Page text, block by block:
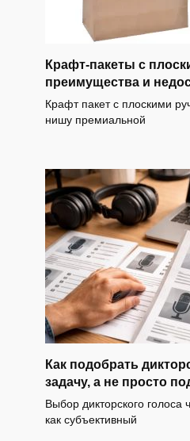
Крафт-пакеты с
преимущества и
Крафт пакет с плоскими
нишу премиальной
Как подобрать
задачу, а не просто
Выбор дикторского голоса
как субъективный